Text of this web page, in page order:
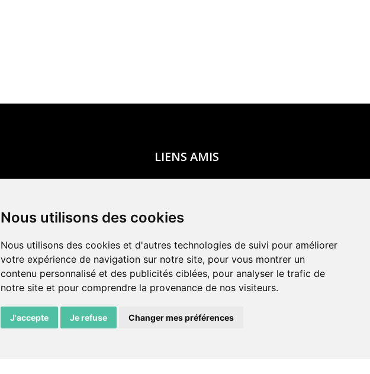
Nous utilisons des cookies
Nous utilisons des cookies et d'autres technologies de suivi pour améliorer
votre expérience de navigation sur notre site, pour vous montrer un
contenu personnalisé et des publicités ciblées, pour analyser le trafic de
notre site et pour comprendre la provenance de nos visiteurs.
J'accepte Je refuse Changer mes préférences
LIENS AMIS